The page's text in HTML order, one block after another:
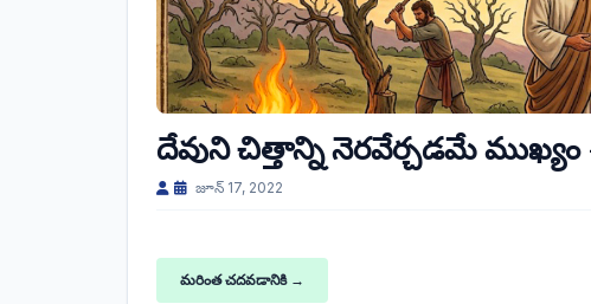
దేవుని చిత్తాన్ని నెరవేర్చడమే
జూన్ 17, 2022
మరింత చదవడానికి →